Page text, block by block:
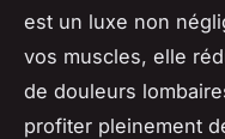
est un luxe non
vos muscles, elle
de douleurs
profiter pleinement